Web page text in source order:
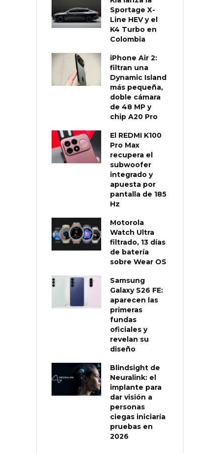
Sportage X-
Line HEV y el
K4 Turbo en
Colombia
iPhone Air 2:
filtran una
Dynamic Island
más pequeña,
doble cámara
de 48 MP y
chip A20 Pro
El REDMI K100
Pro Max
recupera el
subwoofer
integrado y
apuesta por
pantalla de 185
Hz
Motorola
Watch Ultra
filtrado, 13 días
de batería
sobre Wear OS
Samsung
Galaxy S26 FE:
aparecen las
primeras
fundas
oficiales y
revelan su
diseño
Blindsight de
Neuralink: el
implante para
dar visión a
personas
ciegas iniciaría
pruebas en
2026